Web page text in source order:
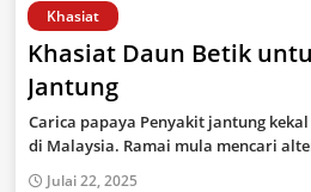
Khasiat
Khasiat Daun Betik
Jantung
Carica papaya Penyakit jantung
di Malaysia. Ramai mula mencari
Julai 22, 2025